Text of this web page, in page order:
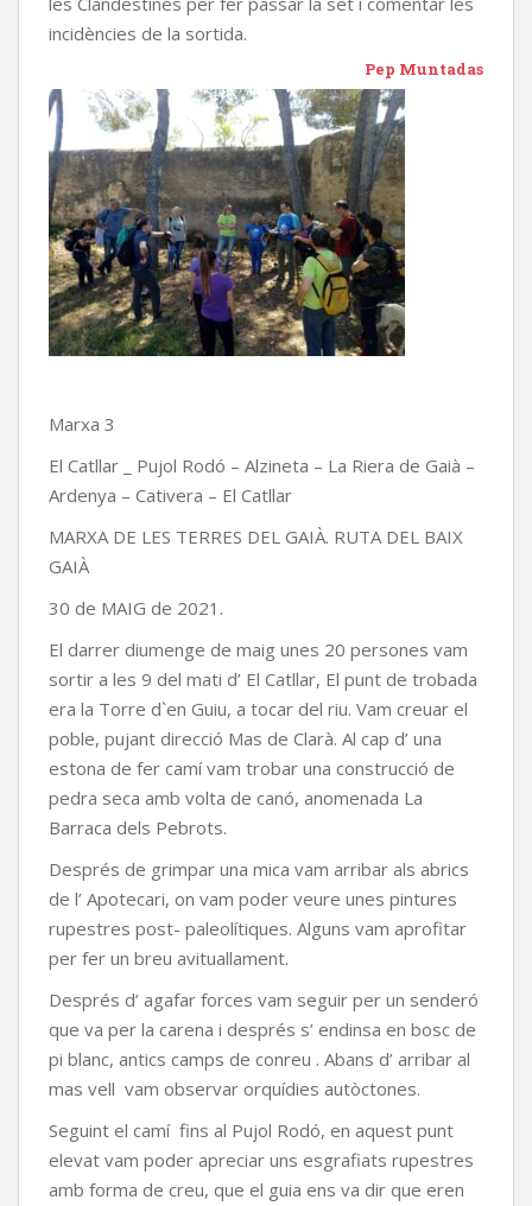
incidències de la sortida.
Pep Muntadas
Marxa 3
El Catllar _ Pujol Rodó – Alzineta – La Riera de Gaià –
Ardenya – Cativera – El Catllar
MARXA DE LES TERRES DEL GAIÀ. RUTA DEL BAIX
GAIÀ
30 de MAIG de 2021.
El darrer diumenge de maig unes 20 persones vam
sortir a les 9 del mati d’ El Catllar, El punt de trobada
era la Torre d`en Guiu, a tocar del riu. Vam creuar el
poble, pujant direcció Mas de Clarà. Al cap d’ una
estona de fer camí vam trobar una construcció de
pedra seca amb volta de canó, anomenada La
Barraca dels Pebrots.
Després de grimpar una mica vam arribar als abrics
de l’ Apotecari, on vam poder veure unes pintures
rupestres post- paleolítiques. Alguns vam aprofitar
per fer un breu avituallament.
Després d’ agafar forces vam seguir per un senderó
que va per la carena i després s’ endinsa en bosc de
pi blanc, antics camps de conreu . Abans d’ arribar al
mas vell vam observar orquídies autòctones.
Seguint el camí fins al Pujol Rodó, en aquest punt
elevat vam poder apreciar uns esgrafiats rupestres
amb forma de creu, que el guia ens va dir que eren